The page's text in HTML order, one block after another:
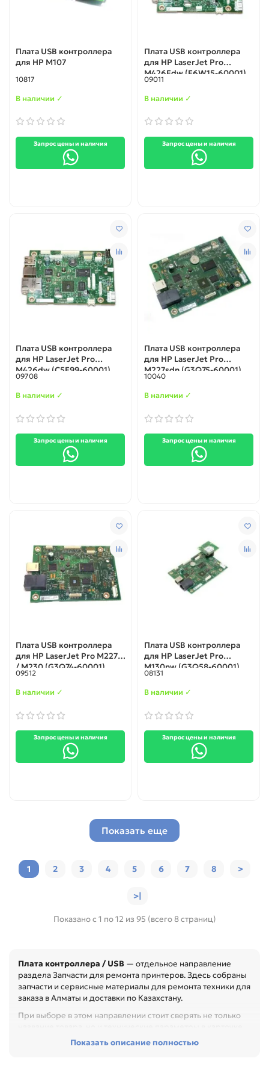
Плата USB контроллера
для HP M107
10817
В наличии ✓
Запрос цены и наличия
Плата USB контроллера
для HP LaserJet Pro
M426Fdw (F6W15-60001)
09011
В наличии ✓
Запрос цены и наличия
Плата USB контроллера
для HP LaserJet Pro
M426dw (C5F99-60001)
09708
В наличии ✓
Запрос цены и наличия
Плата USB контроллера
для HP LaserJet Pro
M227sdn (G3Q75-60001)
10040
В наличии ✓
Запрос цены и наличия
Плата USB контроллера
для HP LaserJet Pro M227d
/ M230 (G3Q74-60001)
09512
В наличии ✓
Запрос цены и наличия
Плата USB контроллера
для HP LaserJet Pro
M130nw (G3Q58-60001)
08131
В наличии ✓
Запрос цены и наличия
Показать еще
1 2 3 4 5 6 7 8 >
>|
Показано с 1 по 12 из 95 (всего 8 страниц)
Плата контроллера / USB — отдельное направление
раздела Запчасти для ремонта принтеров. Здесь собраны
запчасти и сервисные материалы для ремонта техники для
заказа в Алматы и доставки по Казахстану.
При выборе в этом направлении стоит сверять не только
Перед покупкой проверьте артикул, размер, материал,
Показать описание полностью